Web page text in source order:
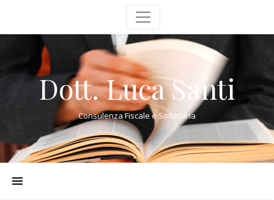
Dott. Luca Santi
Consulenza Fiscale e Societaria